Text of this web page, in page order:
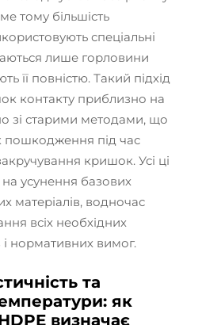
тому більшість
спеціальні
лише горловини
її повністю. Такий підхід
контакту приблизно на
зі старими методами, що
пошкодження під час
кришок. Усі ці
на усунення базових
матеріалів, водночас
всіх необхідних
і нормативних вимог.
та
як
визначає